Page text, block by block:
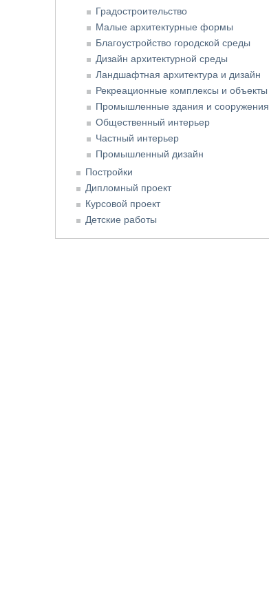
Градостроительство
Малые архитектурные формы
Благоустройство городской среды
Дизайн архитектурной среды
Ландшафтная архитектура и дизайн
Рекреационные комплексы и объекты
Промышленные здания и сооружения
Общественный интерьер
Частный интерьер
Промышленный дизайн
Постройки
Дипломный проект
Курсовой проект
Детские работы